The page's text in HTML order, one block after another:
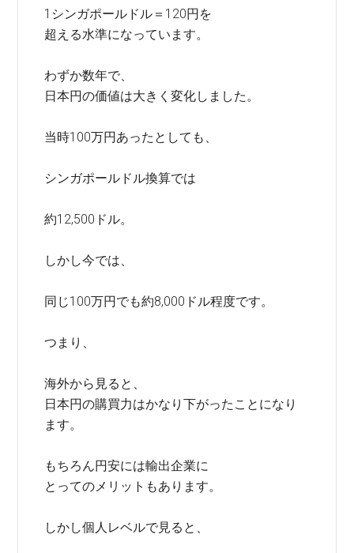
1シンガポールドル＝120円を
超える水準になっています。
わずか数年で、
日本円の価値は大きく変化しました。
当時100万円あったとしても、
シンガポールドル換算では
約12,500ドル。
しかし今では、
同じ100万円でも約8,000ドル程度です。
つまり、
海外から見ると、
日本円の購買力はかなり下がったことになり
ます。
もちろん円安には輸出企業に
とってのメリットもあります。
しかし個人レベルで見ると、